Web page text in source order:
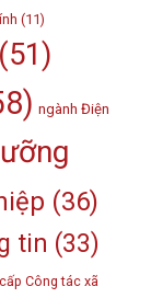
(11)
(51)
ngành Điện
(36)
tin (33)
Công tác xã